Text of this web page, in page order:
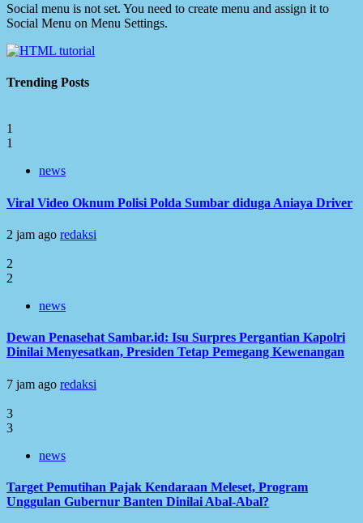
Social menu is not set. You need to create menu and assign it to
Social Menu on Menu Settings.
Trending Posts
1
1
news
Viral Video Oknum Polisi Polda Sumbar diduga Aniaya Driver
2 jam ago redaksi
2
2
news
Dewan Penasehat Sambar.id: Isu Surpres Pergantian Kapolri
Dinilai Menyesatkan, Presiden Tetap Pemegang Kewenangan
7 jam ago redaksi
3
3
news
Target Pemutihan Pajak Kendaraan Meleset, Program
Unggulan Gubernur Banten Dinilai Abal-Abal?